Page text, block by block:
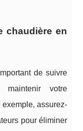
chaudière en
de suivre
maintenir votre
assurez-
pour éliminer